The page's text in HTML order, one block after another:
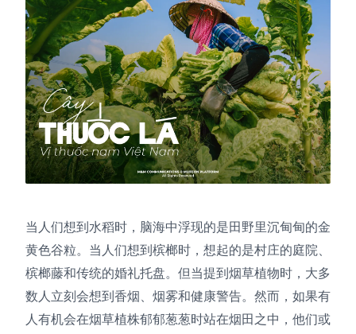
当人们想到水稻时，脑海中浮现的是田野里沉甸甸的金
黄色谷粒。当人们想到槟榔时，想起的是村庄的庭院、
槟榔藤和传统的婚礼托盘。但当提到烟草植物时，大多
数人立刻会想到香烟、烟雾和健康警告。然而，如果有
人有机会在烟草植株郁郁葱葱时站在烟田之中，他们或